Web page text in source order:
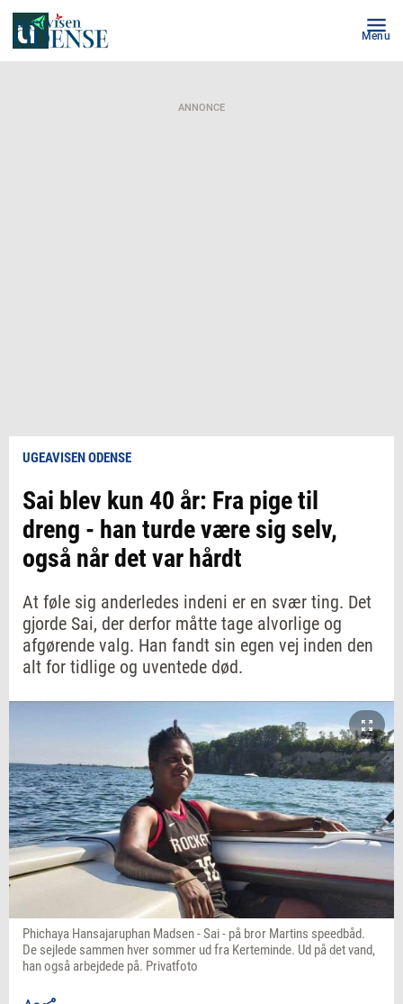
Menu
ANNONCE
UGEAVISEN ODENSE
Sai blev kun 40 år: Fra pige til
dreng - han turde være sig selv,
også når det var hårdt
At føle sig anderledes indeni er en svær ting. Det
gjorde Sai, der derfor måtte tage alvorlige og
afgørende valg. Han fandt sin egen vej inden den
alt for tidlige og uventede død.
Phichaya Hansajaruphan Madsen - Sai - på bror Martins speedbåd.
De sejlede sammen hver sommer ud fra Kerteminde. Ud på det vand,
han også arbejdede på. Privatfoto